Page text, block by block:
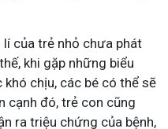
của trẻ nhỏ chưa phát
khi gặp những biểu
chịu, các bé có thể sẽ
cạnh đó, trẻ con cũng
ra triệu chứng của bệnh,